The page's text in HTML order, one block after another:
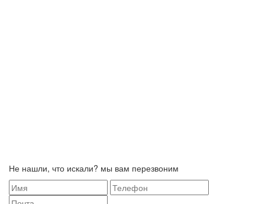
Не нашли, что искали? мы вам перезвоним